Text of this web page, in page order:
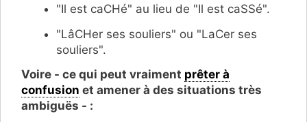
"Il est caCHé" au lieu de "Il est caSSé".
"LâCHer ses souliers" ou "LaCer ses
souliers".
Voire - ce qui peut vraiment prêter à
confusion et amener à des situations très
ambiguës - :